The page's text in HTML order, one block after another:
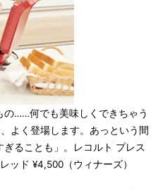
の……何でも美味しくできちゃう
よく登場します。あっという間
ることも」。レコルト プレス
ッド ¥4,500（ウィナーズ）